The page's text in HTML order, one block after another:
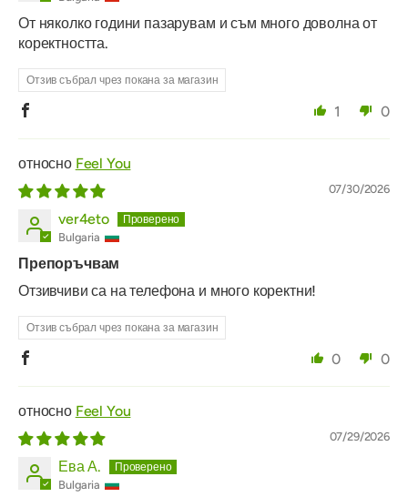
От няколко години пазарувам и съм много доволна от
коректността.
Отзив събрал чрез покана за магазин
1 0
Feel You
07/30/2026
ver4eto
Bulgaria
Препоръчвам
Отзивчиви са на телефона и много коректни!
Отзив събрал чрез покана за магазин
0 0
Feel You
07/29/2026
Ева А.
Bulgaria